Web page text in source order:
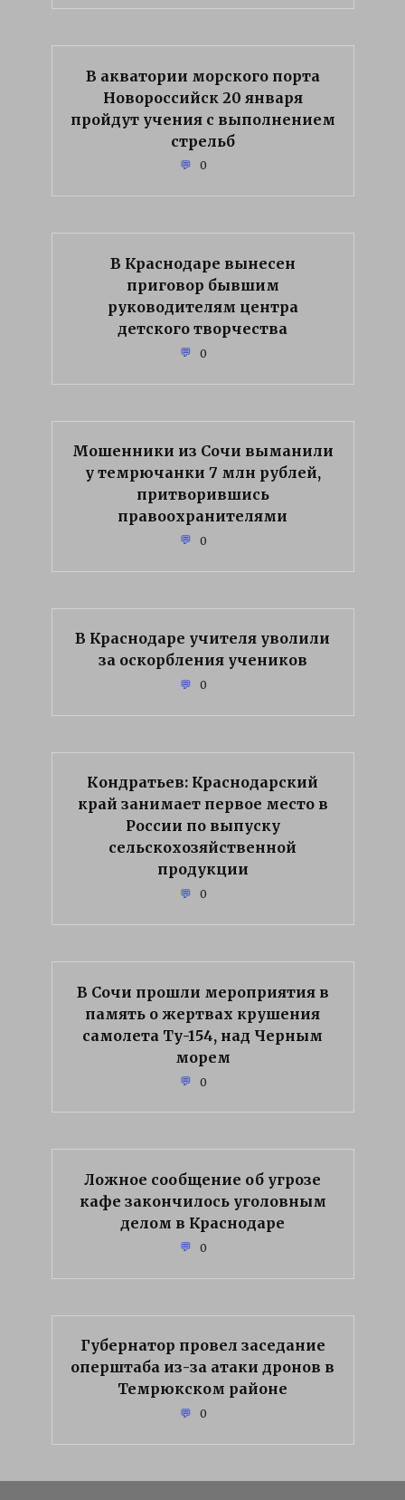
В акватории морского порта
Новороссийск 20 января
пройдут учения с выполнением
стрельб
0
В Краснодаре вынесен
приговор бывшим
руководителям центра
детского творчества
0
Мошенники из Сочи выманили
у темрючанки 7 млн рублей,
притворившись
правоохранителями
0
В Краснодаре учителя уволили
за оскорбления учеников
0
Кондратьев: Краснодарский
край занимает первое место в
России по выпуску
сельскохозяйственной
продукции
0
В Сочи прошли мероприятия в
память о жертвах крушения
самолета Ту-154, над Черным
морем
0
Ложное сообщение об угрозе
кафе закончилось уголовным
делом в Краснодаре
0
Губернатор провел заседание
оперштаба из-за атаки дронов в
Темрюкском районе
0